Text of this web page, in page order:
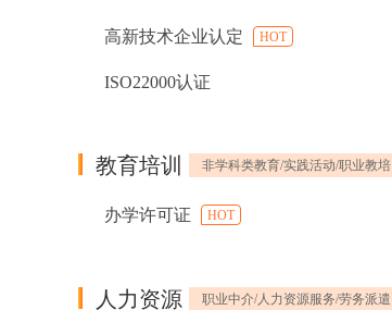
高新技术企业认定 HOT
ISO22000认证
教育培训 非学科类教育/实践活动/职业教培
办学许可证 HOT
人力资源 职业中介/人力资源服务/劳务派遣